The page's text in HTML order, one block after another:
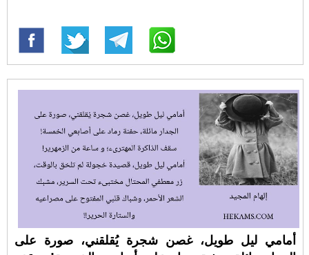
أمامي ليل طويل، غصن شجرة يُقلقني، صورة على